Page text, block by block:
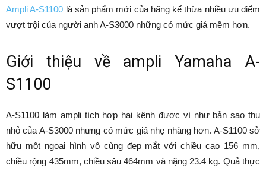
Ampli A-S1100 là sản phẩm mới của hãng kế thừa nhiều ưu điểm
vượt trội của người anh A-S3000 những có mức giá mềm hơn.
Giới thiệu về ampli Yamaha A-
S1100
A-S1100 làm ampli tích hợp hai kênh được ví như bản sao thu
nhỏ của A-S3000 nhưng có mức giá nhẹ nhàng hơn. A-S1100 sở
hữu một ngoại hình vô cùng đẹp mắt với chiều cao 156 mm,
chiều rộng 435mm, chiều sâu 464mm và nặng 23.4 kg. Quả thực